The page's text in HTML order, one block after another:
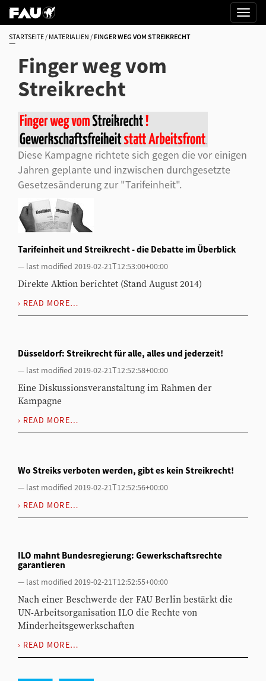
STARTSEITE MATERIALIEN FINGER WEG VOM STREIKRECHT
Finger weg vom
Streikrecht
Diese Kampagne richtete sich gegen die vor einigen
Jahren geplante und inzwischen durchgesetzte
Gesetzesänderung zur "Tarifeinheit".
Tarifeinheit und Streikrecht - die Debatte im Überblick
— last modified 2019-02-21T12:53:00+00:00
Direkte Aktion berichtet (Stand August 2014)
READ MORE…
Düsseldorf: Streikrecht für alle, alles und jederzeit!
— last modified 2019-02-21T12:52:58+00:00
Eine Diskussionsveranstaltung im Rahmen der
Kampagne
READ MORE…
Wo Streiks verboten werden, gibt es kein Streikrecht!
— last modified 2019-02-21T12:52:56+00:00
READ MORE…
ILO mahnt Bundesregierung: Gewerkschaftsrechte
garantieren
— last modified 2019-02-21T12:52:55+00:00
Nach einer Beschwerde der FAU Berlin bestärkt die
UN-Arbeitsorganisation ILO die Rechte von
Minderheitsgewerkschaften
READ MORE…